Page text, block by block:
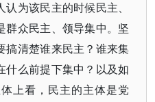
为该民主的时候民主、
群众民主、领导集中。坚
搞清楚谁来民主？谁来集
什么前提下集中？以及如
上看，民主的主体是党